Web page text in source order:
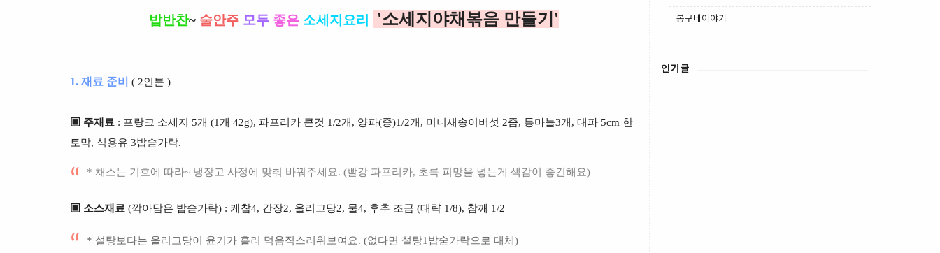
밥반찬~ 술안주 모두 좋은 소세지요리 '소세지야채볶음 만들기'
1. 재료 준비 ( 2인분 )
▣ 주재료 : 프랑크 소세지 5개 (1개 42g), 파프리카 큰것 1/2개, 양파(중)1/2개, 미니새송이버섯 2줌, 통마늘3개, 대파 5cm 한
토막, 식용유 3밥숟가락.
* 채소는 기호에 따라~ 냉장고 사정에 맞춰 바꿔주세요. (빨강 파프리카, 초록 피망을 넣는게 색감이 좋긴해요)
▣ 소스재료 (깍아담은 밥숟가락) : 케찹4, 간장2, 올리고당2, 물4, 후추 조금 (대략 1/8), 참깨 1/2
* 설탕보다는 올리고당이 윤기가 흘러 먹음직스러워보여요. (없다면 설탕1밥숟가락으로 대체)
봉구네이야기
인기글